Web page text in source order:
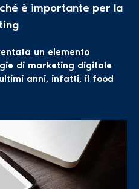
è importante per la
un elemento
di marketing digitale
anni, infatti, il food